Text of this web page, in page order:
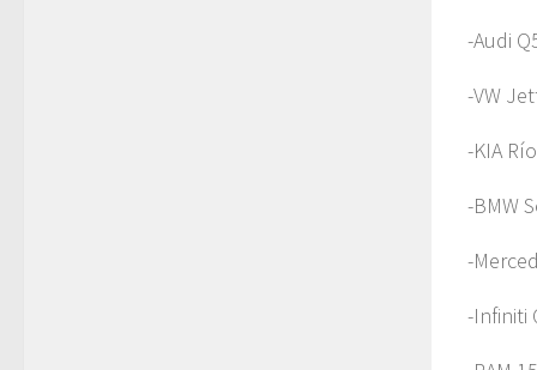
-Audi
-VW
-KIA
-BMW
-
-Infiniti